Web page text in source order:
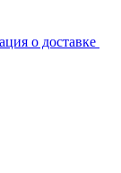
о доставке